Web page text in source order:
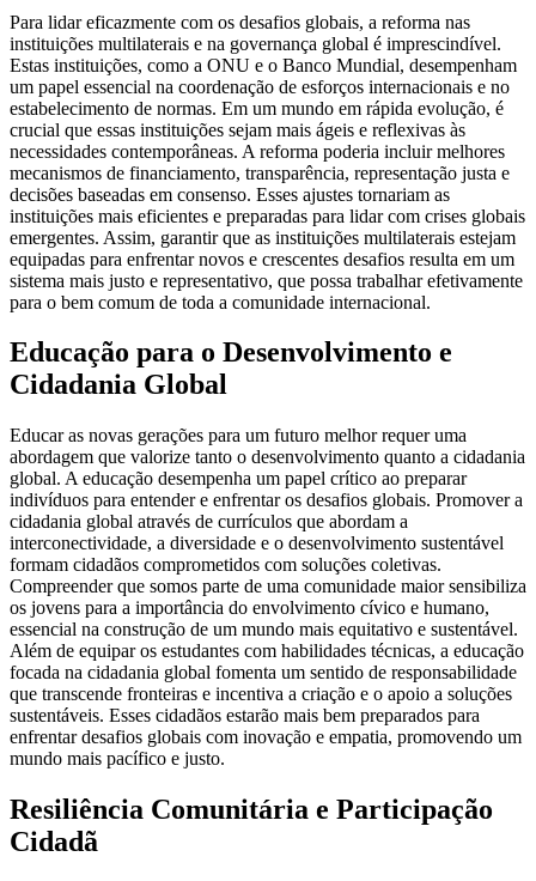
Para lidar eficazmente com os desafios globais, a reforma nas
instituições multilaterais e na governança global é imprescindível.
Estas instituições, como a ONU e o Banco Mundial, desempenham
um papel essencial na coordenação de esforços internacionais e no
estabelecimento de normas. Em um mundo em rápida evolução, é
crucial que essas instituições sejam mais ágeis e reflexivas às
necessidades contemporâneas. A reforma poderia incluir melhores
mecanismos de financiamento, transparência, representação justa e
decisões baseadas em consenso. Esses ajustes tornariam as
instituições mais eficientes e preparadas para lidar com crises globais
emergentes. Assim, garantir que as instituições multilaterais estejam
equipadas para enfrentar novos e crescentes desafios resulta em um
sistema mais justo e representativo, que possa trabalhar efetivamente
para o bem comum de toda a comunidade internacional.
Educação para o Desenvolvimento e
Cidadania Global
Educar as novas gerações para um futuro melhor requer uma
abordagem que valorize tanto o desenvolvimento quanto a cidadania
global. A educação desempenha um papel crítico ao preparar
indivíduos para entender e enfrentar os desafios globais. Promover a
cidadania global através de currículos que abordam a
interconectividade, a diversidade e o desenvolvimento sustentável
formam cidadãos comprometidos com soluções coletivas.
Compreender que somos parte de uma comunidade maior sensibiliza
os jovens para a importância do envolvimento cívico e humano,
essencial na construção de um mundo mais equitativo e sustentável.
Além de equipar os estudantes com habilidades técnicas, a educação
focada na cidadania global fomenta um sentido de responsabilidade
que transcende fronteiras e incentiva a criação e o apoio a soluções
sustentáveis. Esses cidadãos estarão mais bem preparados para
enfrentar desafios globais com inovação e empatia, promovendo um
mundo mais pacífico e justo.
Resiliência Comunitária e Participação
Cidadã